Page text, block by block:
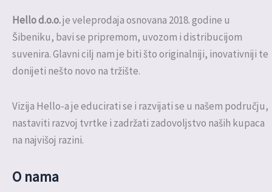
Hello d.o.o.je veleprodaja osnovana 2018. godine u
Šibeniku, bavi se pripremom, uvozom i distribucijom
suvenira. Glavni cilj nam je biti što originalniji, inovativniji te
donijeti nešto novo na tržište.
Vizija Hello-a je educirati se i razvijati se u našem području,
nastaviti razvoj tvrtke i zadržati zadovoljstvo naših kupaca
na najvišoj razini.
O nama